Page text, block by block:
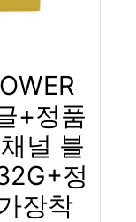
+정품
널 블
정
장착